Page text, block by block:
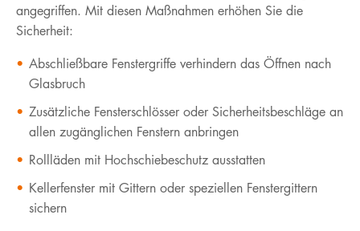
angegriffen. Mit diesen Maßnahmen erhöhen Sie die
Sicherheit:
Abschließbare Fenstergriffe verhindern das Öffnen nach
Glasbruch
Zusätzliche Fensterschlösser oder Sicherheitsbeschläge an
allen zugänglichen Fenstern anbringen
Rollläden mit Hochschiebeschutz ausstatten
Kellerfenster mit Gittern oder speziellen Fenstergittern
sichern